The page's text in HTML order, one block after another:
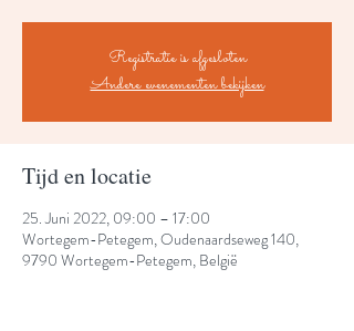
Registratie is afgesloten
Andere evenementen bekijken
Tijd en locatie
25. Juni 2022, 09:00 – 17:00
Wortegem-Petegem, Oudenaardseweg 140,
9790 Wortegem-Petegem, België